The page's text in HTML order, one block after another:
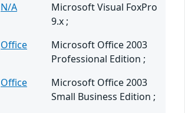
N/A
Microsoft Visual FoxPro
9.x ;
Office
Microsoft Office 2003
Professional Edition ;
Office
Microsoft Office 2003
Small Business Edition ;